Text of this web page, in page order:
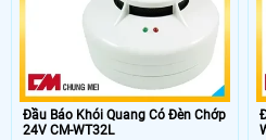
4. Cách lắp đặt và bảo trì thiết bị PCCC
5. An Thành Phát giải pháp thiết bị báo
Đầu Báo Khói Quang Có Đèn Chớp
24V CM-WT32L